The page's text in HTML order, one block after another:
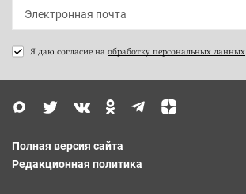
Я даю согласие на обработку персональных данных
Полная версия сайта
Редакционная политика